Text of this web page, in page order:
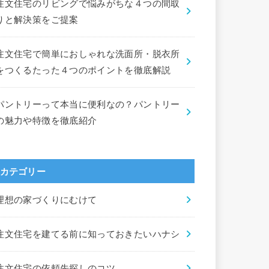
文住宅のリビングで悩みがちな４つの間取
と解決策をご提案
文住宅で簡単におしゃれな洗面所・脱衣所
つくるたった４つのポイントを徹底解説
ントリーって本当に便利なの？パントリー
魅力や特徴を徹底紹介
カテゴリー
想の家づくりにむけて
文住宅を建てる前に知っておきたいハナシ